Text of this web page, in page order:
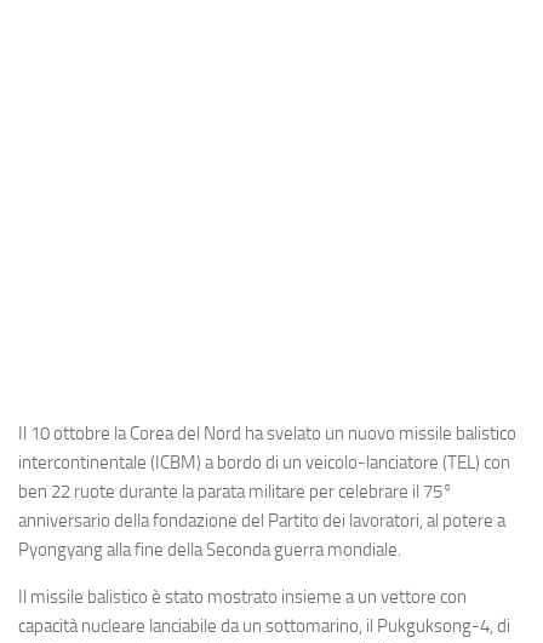
Incidenti
Industria
Eventi
Il 10 ottobre la Corea del Nord ha svelato un nuovo missile balistico
intercontinentale (ICBM) a bordo di un veicolo-lanciatore (TEL) con
ben 22 ruote durante la parata militare per celebrare il 75°
anniversario della fondazione del Partito dei lavoratori, al potere a
Pyongyang alla fine della Seconda guerra mondiale.
Il missile balistico è stato mostrato insieme a un vettore con
capacità nucleare lanciabile da un sottomarino, il Pukguksong-4, di